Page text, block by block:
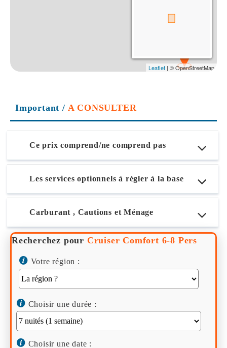
Important / A CONSULTER
Ce prix comprend/ne comprend pas
Les services optionnels à régler à la base
Carburant , Cautions et Ménage
Recherchez pour Cruiser Comfort 6-8 Pers
Votre région :
Choisir une durée :
Choisir une date :